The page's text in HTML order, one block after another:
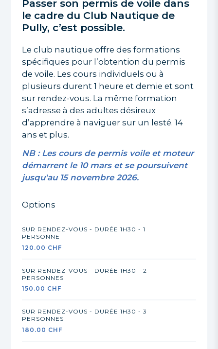
Passer son permis de voile dans
le cadre du Club Nautique de
Pully, c’est possible.
Le club nautique offre des formations
spécifiques pour l’obtention du permis
de voile. Les cours individuels ou à
plusieurs durent 1 heure et demie et sont
sur rendez-vous. La même formation
s’adresse à des adultes désireux
d’apprendre à naviguer sur un lesté. 14
ans et plus.
NB : Les cours de permis voile et moteur
démarrent le 10 mars et se poursuivent
jusqu'au 15 novembre 2026.
Options
SUR RENDEZ-VOUS - DURÉE 1H30 - 1
PERSONNE
120.00 CHF
SUR RENDEZ-VOUS - DURÉE 1H30 - 2
PERSONNES
150.00 CHF
SUR RENDEZ-VOUS - DURÉE 1H30 - 3
PERSONNES
180.00 CHF